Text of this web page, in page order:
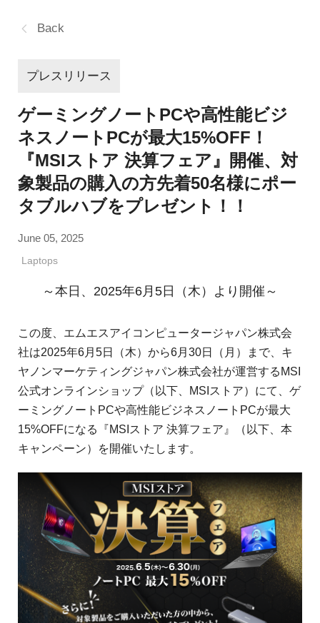
Back
プレスリリース
ゲーミングノートPCや高性能ビジ
ネスノートPCが最大15%OFF！
『MSIストア 決算フェア』開催、対
象製品の購入の方先着50名様にポー
タブルハブをプレゼント！！
June 05, 2025
Laptops
～本日、2025年6月5日（木）より開催～
この度、エムエスアイコンピュータージャパン株式会
社は2025年6月5日（木）から6月30日（月）まで、キ
ヤノンマーケティングジャパン株式会社が運営するMSI
公式オンラインショップ（以下、MSIストア）にて、ゲ
ーミングノートPCや高性能ビジネスノートPCが最大
15%OFFになる『MSIストア 決算フェア』（以下、本
キャンペーン）を開催いたします。